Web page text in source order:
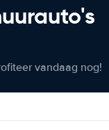
vandaag nog!